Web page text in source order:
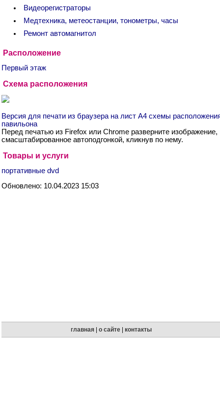
Видеорегистраторы
Медтехника, метеостанции, тонометры, часы
Ремонт автомагнитол
Расположение
Первый этаж
Схема расположения
Версия для печати из браузера на лист А4 схемы
павильона
Перед печатью из Firefox или Chrome разверните изображение,
смасштабированное автоподгонкой, кликнув по нему.
Товары и услуги
портативные dvd
Обновлено: 10.04.2023 15:03
главная |о сайте |контакты